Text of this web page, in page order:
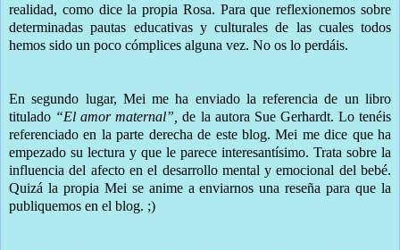
realidad, como dice la propia Rosa. Para que reflexionemos sobre
determinadas pautas educativas y culturales de las cuales todos
hemos sido un poco cómplices alguna vez. No os lo perdáis.
En segundo lugar, Mei me ha enviado la referencia de un libro
titulado “El amor maternal”, de la autora Sue Gerhardt. Lo tenéis
referenciado en la parte derecha de este blog. Mei me dice que ha
empezado su lectura y que le parece interesantísimo. Trata sobre la
influencia del afecto en el desarrollo mental y emocional del bebé.
Quizá la propia Mei se anime a enviarnos una reseña para que la
publiquemos en el blog. ;)